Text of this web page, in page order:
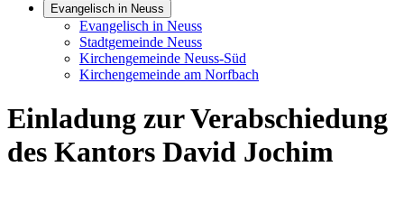
Evangelisch in Neuss
Evangelisch in Neuss
Stadtgemeinde Neuss
Kirchengemeinde Neuss-Süd
Kirchengemeinde am Norfbach
Einladung zur Verabschiedung
des Kantors David Jochim